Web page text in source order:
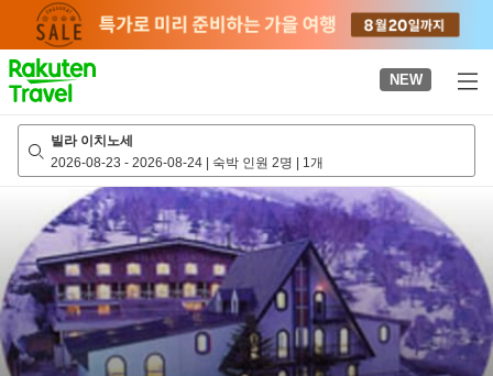
page
NEW
빌라 이치노세
2026-08-23 - 2026-08-24 | 숙박 인원 2명 | 1개